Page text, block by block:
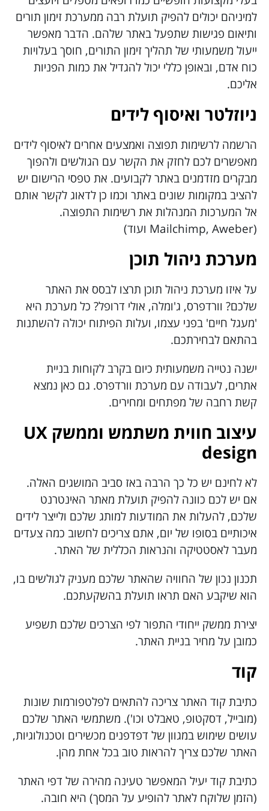
למיניהם יכולים להפיק תועלת רבה ממערכת זימון תורים
ותיאום פגישות שתפעל באתר שלהם. הדבר מאפשר
ייעול משמעותי של תהליך זימון התורים, חוסך בעלויות
כוח אדם, ובאופן כללי יכול להגדיל את כמות הפניות
אליכם.
ניוזלטר ואיסוף לידים
הרשמה לרשימות תפוצה ואמצעים אחרים לאיסוף לידים
מאפשרים לכם לחזק את הקשר עם הגולשים ולהפוך
מבקרים מזדמנים באתר לקבועים. את טפסי הרישום יש
להציב במקומות שונים באתר וכמו כן לדאוג לקשר אותם
אל המערכות המנהלות את רשימות התפוצה.
(Mailchimp, Aweber ועוד)
מערכת ניהול תוכן
על איזו מערכת ניהול תוכן תרצו לבסס את האתר
שלכם? וורדפרס, ג'ומלה, אולי דרופל? כל מערכת היא
'מעגל חיים' בפני עצמו, ועלות הפיתוח יכולה להשתנות
בהתאם לבחירתכם.
ישנה נטייה משמעותית כיום בקרב לקוחות בניית
אתרים, לעבודה עם מערכת וורדפרס. גם כאן נמצא
קשת רחבה של מפתחים ומחירים.
עיצוב חווית משתמש וממשק UX
design
לא לחינם יש כל כך הרבה באז סביב המושגים האלה.
אם יש לכם כוונה להפיק תועלת מאתר האינטרנט
שלכם, להעלות את המודעות למותג שלכם ולייצר לידים
איכותיים בסופו של יום, אתם צריכים לחשוב כמה צעדים
מעבר לאסטטיקה והנראות הכללית של האתר.
תכנון נכון של החוויה שהאתר שלכם מעניק לגולשים בו,
הוא שיקבע האם תראו תועלת בהשקעתכם.
יצירת ממשק ייחודי התפור לפי הצרכים שלכם תשפיע
כמובן על מחיר בניית האתר.
קוד
כתיבת קוד האתר צריכה להתאים לפלטפורמות שונות
(מובייל, דסקטופ, טאבלט וכו'). משתמשי האתר שלכם
עושים שימוש במגוון של דפדפנים מכשירים וטכנולוגיות,
האתר שלכם צריך להראות טוב בכל אחת מהן.
כתיבת קוד יעיל המאפשר טעינה מהירה של דפי האתר
(הזמן שלוקח לאתר להופיע על המסך) היא חובה.